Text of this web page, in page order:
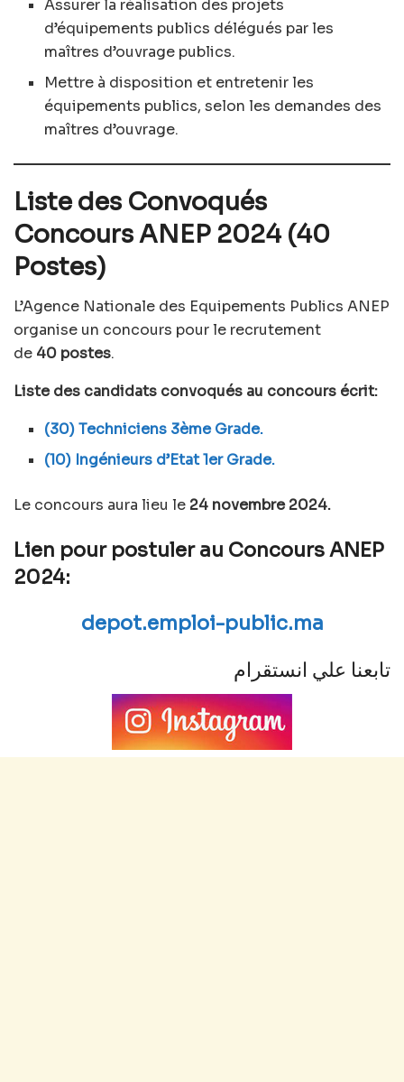
Assurer la réalisation des projets
d’équipements publics délégués par les
maîtres d’ouvrage publics.
Mettre à disposition et entretenir les
équipements publics, selon les demandes des
maîtres d’ouvrage.
Liste des Convoqués
Concours ANEP 2024 (40
Postes)
L’Agence Nationale des Equipements Publics ANEP
organise un concours pour le recrutement
de 40 postes.
Liste des candidats convoqués au concours écrit:
(30) Techniciens 3ème Grade.
(10) Ingénieurs d’Etat 1er Grade.
Le concours aura lieu le 24 novembre 2024.
Lien pour postuler au Concours ANEP
2024:
depot.emploi-public.ma
تابعنا علي انستقرام